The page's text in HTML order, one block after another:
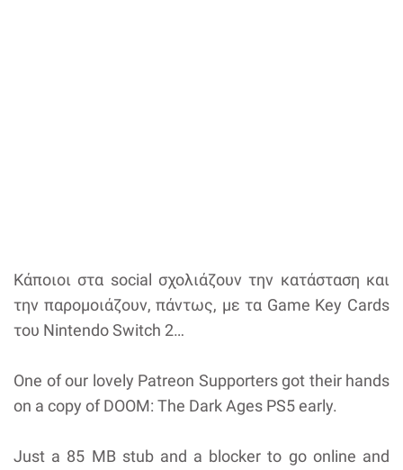
Κάποιοι στα social σχολιάζουν την κατάσταση και
την παρομοιάζουν, πάντως, με τα Game Key Cards
του Nintendo Switch 2…
One of our lovely Patreon Supporters got their hands
on a copy of DOOM: The Dark Ages PS5 early.
Just a 85 MB stub and a blocker to go online and